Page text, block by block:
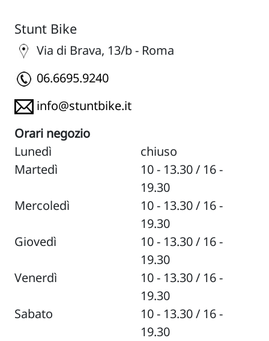
Stunt Bike
Via di Brava, 13/b - Roma
06.6695.9240
info@stuntbike.it
Orari negozio
Lunedì
chiuso
Martedì
10 - 13.30 / 16 -
19.30
Mercoledì
10 - 13.30 / 16 -
19.30
Giovedì
10 - 13.30 / 16 -
19.30
Venerdì
10 - 13.30 / 16 -
19.30
Sabato
10 - 13.30 / 16 -
19.30